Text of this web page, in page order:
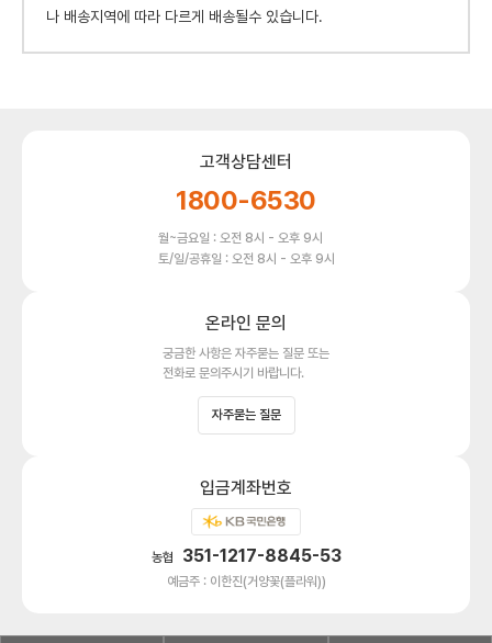
나 배송지역에 따라 다르게 배송될수 있습니다.
고객상담센터
1800-6530
월~금요일 : 오전 8시 - 오후 9시
토/일/공휴일 : 오전 8시 - 오후 9시
온라인 문의
궁금한 사항은 자주묻는 질문 또는
전화로 문의주시기 바랍니다.
자주묻는 질문
입금계좌번호
농협 351-1217-8845-53
예금주 : 이한진(거양꽃(플라워))